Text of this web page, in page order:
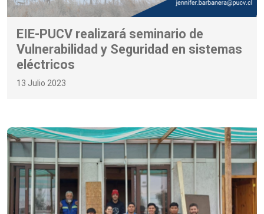
EIE-PUCV realizará seminario de
Vulnerabilidad y Seguridad en sistemas
eléctricos
13 Julio 2023